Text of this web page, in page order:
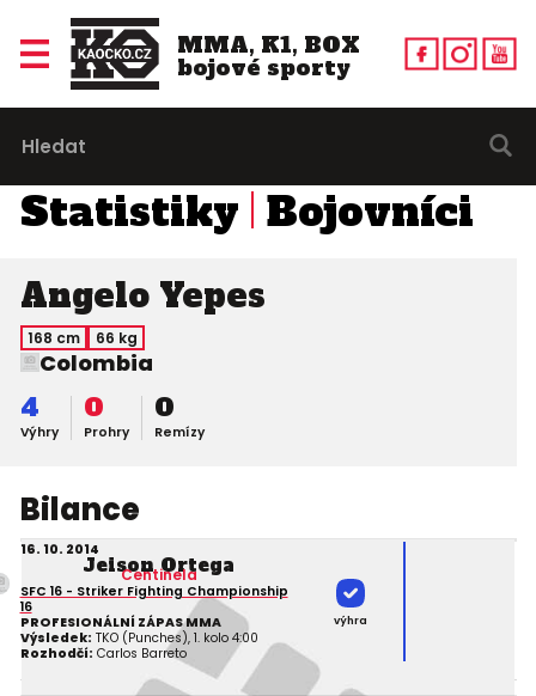
MMA, K1, BOX
bojové sporty
Statistiky Bojovníci
Angelo Yepes
168 cm 66 kg
Colombia
Výhry
4
Prohry
0
Remízy
0
Bilance
16. 10. 2014
Jeison Ortega
Centinela
SFC 16 - Striker Fighting Championship
16
PROFESIONÁLNÍ ZÁPAS MMA
Výsledek: TKO (Punches), 1. kolo 4:00
Rozhodčí: Carlos Barreto
výhra